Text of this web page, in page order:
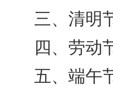
三、清明
四、劳动
五、端午